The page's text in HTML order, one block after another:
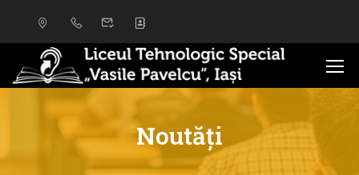
Noutăți